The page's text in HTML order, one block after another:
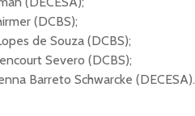
(DCBS);
de Souza (DCBS);
Severo (DCBS);
Barreto Schwarcke (DECESA).